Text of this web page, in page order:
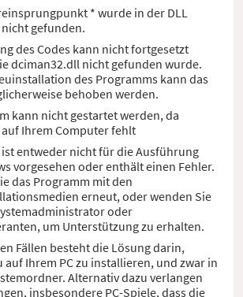
* wurde in der DLL
gefunden.
des Codes kann nicht fortgesetzt
dciman32.dll nicht gefunden wurde.
des Programms kann das
behoben werden.
kann nicht gestartet werden, da
Ihrem Computer fehlt
entweder nicht für die Ausführung
vorgesehen oder enthält einen Fehler.
das Programm mit den
erneut, oder wenden Sie
oder
um Unterstützung zu erhalten.
Fällen besteht die Lösung darin,
Ihrem PC zu installieren, und zwar in
Alternativ dazu verlangen
insbesondere PC-Spiele, dass die